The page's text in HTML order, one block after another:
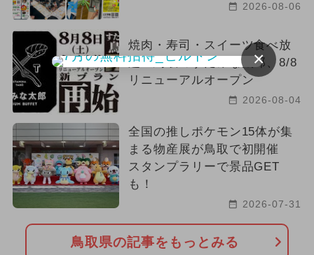
2026-08-06
焼肉・寿司・スイーツ食べ放
題！鳥取のすたみな太郎、8/8
リニューアルオープン
2026-08-04
全国の推しポケモン15体が集
まる物産展が鳥取で初開催
スタンプラリーで景品GET
も！
2026-07-31
鳥取県の記事をもっとみる
×